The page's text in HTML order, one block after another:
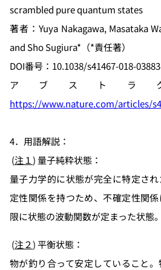
scrambled pure quantum states
著者：Yuya Nakagawa, Masataka
and Sho Sugiura*（*責任著）
DOI番号：10.1038/s41467-018-
アブストラ
https://www.nature.com/articles/
4．用語解説：
(注１) 量子純粋状態：
量子力学的に状態が完全に特定さ
定性関係を持つため、不確定性関
限に状態の波動関数が定まった状態。
(注２) 平衡状態：
物が釣り合って安定していること